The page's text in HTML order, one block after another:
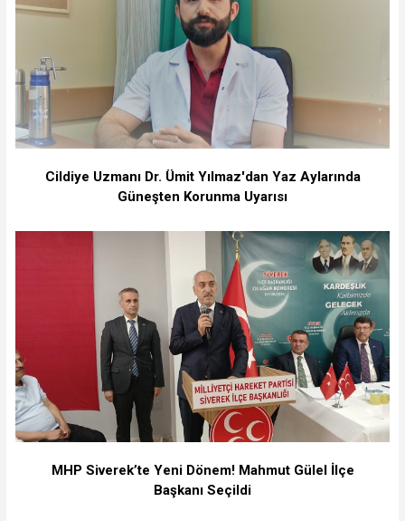
Cildiye Uzmanı Dr. Ümit Yılmaz'dan Yaz Aylarında
Güneşten Korunma Uyarısı
MHP Siverek’te Yeni Dönem! Mahmut Gülel İlçe
Başkanı Seçildi